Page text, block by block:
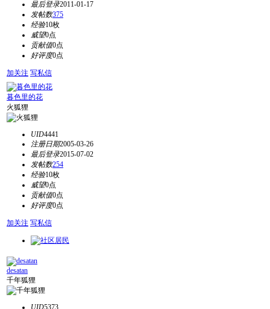
最后登录2011-01-17
发帖数375
经验10枚
威望0点
贡献值0点
好评度0点
加关注 写私信
暮色里的花
火狐狸
UID4441
注册日期2005-03-26
最后登录2015-07-02
发帖数254
经验10枚
威望0点
贡献值0点
好评度0点
加关注 写私信
desatan
千年狐狸
UID5373